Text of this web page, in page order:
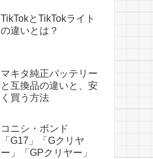
TikTokとTikTokライト
の違いとは？
マキタ純正バッテリー
と互換品の違いと、安
く買う方法
コニシ・ボンド
「G17」「Gクリヤ
ー」「GPクリヤー」